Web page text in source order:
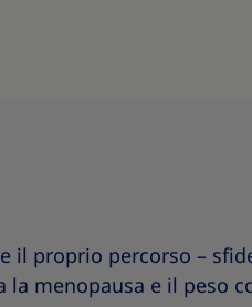
proprio percorso –
menopausa e il peso